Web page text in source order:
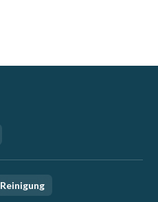
Reinigung